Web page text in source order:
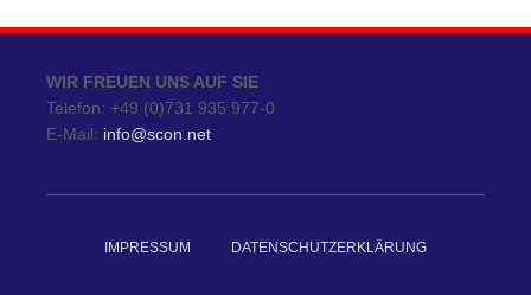
WIR FREUEN UNS AUF SIE
Telefon: +49 (0)731 935 977-0
E-Mail: info@scon.net
IMPRESSUM DATENSCHUTZERKLÄRUNG